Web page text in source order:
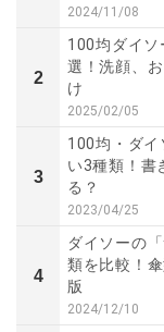
2024/11/08
2
100均ダイソ
選！洗顔、
け
2025/02/05
3
100均・ダイ
い3種類！書
る？
2023/04/25
4
ダイソーの
類を比較！
版
2024/12/10